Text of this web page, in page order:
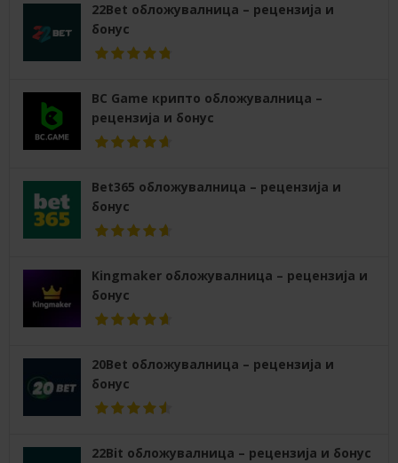
22Bet обложувалница – рецензија и
бонус
BC Game крипто обложувалница –
рецензија и бонус
Bet365 обложувалница – рецензија и
бонус
Kingmaker обложувалница – рецензија и
бонус
20Bet обложувалница – рецензија и
бонус
22Bit обложувалница – рецензија и бонус